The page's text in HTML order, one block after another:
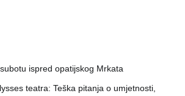
ispred opatijskog Mrkata
teatra: Teška pitanja o umjetnosti,